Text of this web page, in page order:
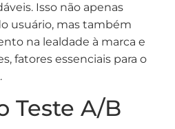
Isso não apenas
usuário, mas também
na lealdade à marca e
fatores essenciais para o
Teste A/B